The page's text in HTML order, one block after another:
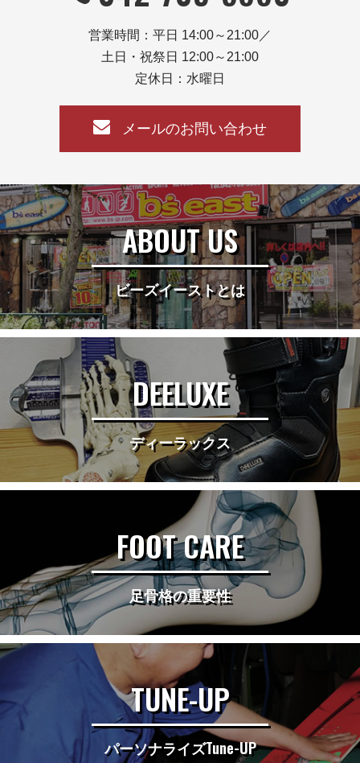
営業時間：平日 14:00～21:00／
土日・祝祭日 12:00～21:00
定休日：水曜日
メールのお問い合わせ
ABOUT US
ビーズイーストとは
DEELUXE
ディーラックス
FOOT CARE
足骨格の重要性
TUNE-UP
パーソナライズTune-UP